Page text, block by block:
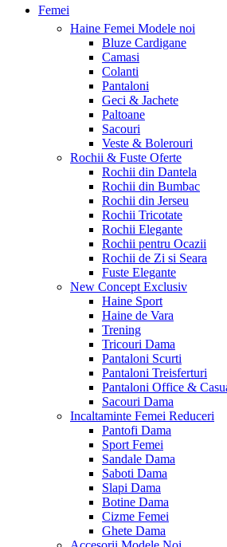
Femei
Haine Femei Modele noi
Bluze Cardigane
Camasi
Colanti
Pantaloni
Geci & Jachete
Paltoane
Sacouri
Veste & Bolerouri
Rochii & Fuste Oferte
Rochii din Dantela
Rochii din Bumbac
Rochii din Jerseu
Rochii Tricotate
Rochii Elegante
Rochii pentru Ocazii
Rochii de Zi si Seara
Fuste Elegante
New Concept Exclusiv
Haine Sport
Haine de Vara
Trening
Tricouri Dama
Pantaloni Scurti
Pantaloni Treisferturi
Pantaloni Office &
Sacouri Dama
Incaltaminte Femei Reduceri
Pantofi Dama
Sport Femei
Sandale Dama
Saboti Dama
Slapi Dama
Botine Dama
Cizme Femei
Ghete Dama